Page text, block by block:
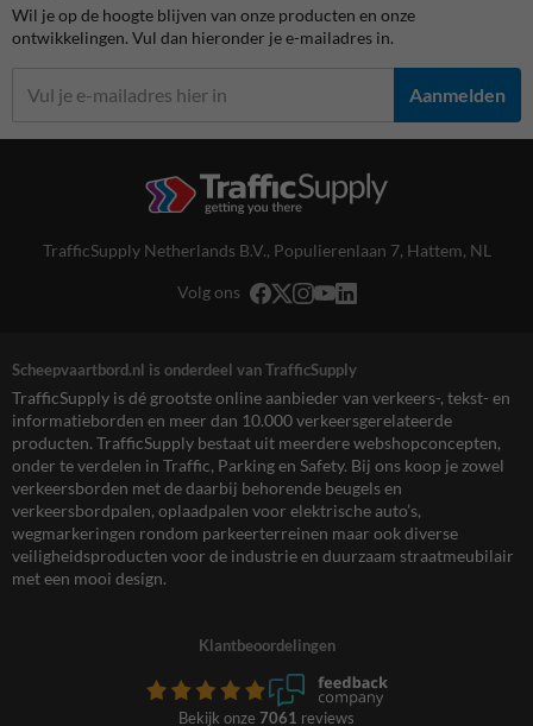
Wil je op de hoogte blijven van onze producten en onze
ontwikkelingen. Vul dan hieronder je e-mailadres in.
Aanmelden
TrafficSupply Netherlands B.V., Populierenlaan 7, Hattem, NL
Volg ons
Scheepvaartbord.nl is onderdeel van TrafficSupply
TrafficSupply is dé grootste online aanbieder van verkeers-, tekst- en
informatieborden en meer dan 10.000 verkeersgerelateerde
producten. TrafficSupply bestaat uit meerdere webshopconcepten,
onder te verdelen in Traffic, Parking en Safety. Bij ons koop je zowel
verkeersborden met de daarbij behorende beugels en
verkeersbordpalen, oplaadpalen voor elektrische auto’s,
wegmarkeringen rondom parkeerterreinen maar ook diverse
veiligheidsproducten voor de industrie en duurzaam straatmeubilair
met een mooi design.
Klantbeoordelingen
Bekijk onze 7061 reviews